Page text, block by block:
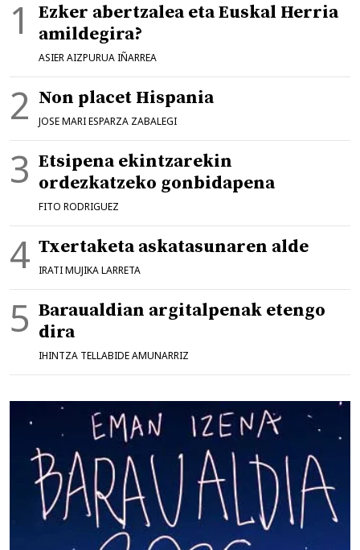
Ezker abertzalea eta Euskal Herria
amildegira?
ASIER AIZPURUA IÑARREA
Non placet Hispania
JOSE MARI ESPARZA ZABALEGI
Etsipena ekintzarekin
ordezkatzeko gonbidapena
FITO RODRIGUEZ
Txertaketa askatasunaren alde
IRATI MUJIKA LARRETA
Baraualdian argitalpenak etengo
dira
IHINTZA TELLABIDE AMUNARRIZ